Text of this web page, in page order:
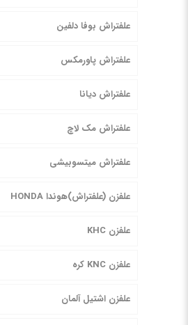
علفتراش بوفا دلفین
علفتراش پاورمکس
علفتراش دیانا
علفتراش مک لاچ
علفتراش میتسوبیشی
علفزن (علفتراش)هوندا HONDA
علفزن KHC
علفزن KNC کره
علفزن اشتیل آلمان